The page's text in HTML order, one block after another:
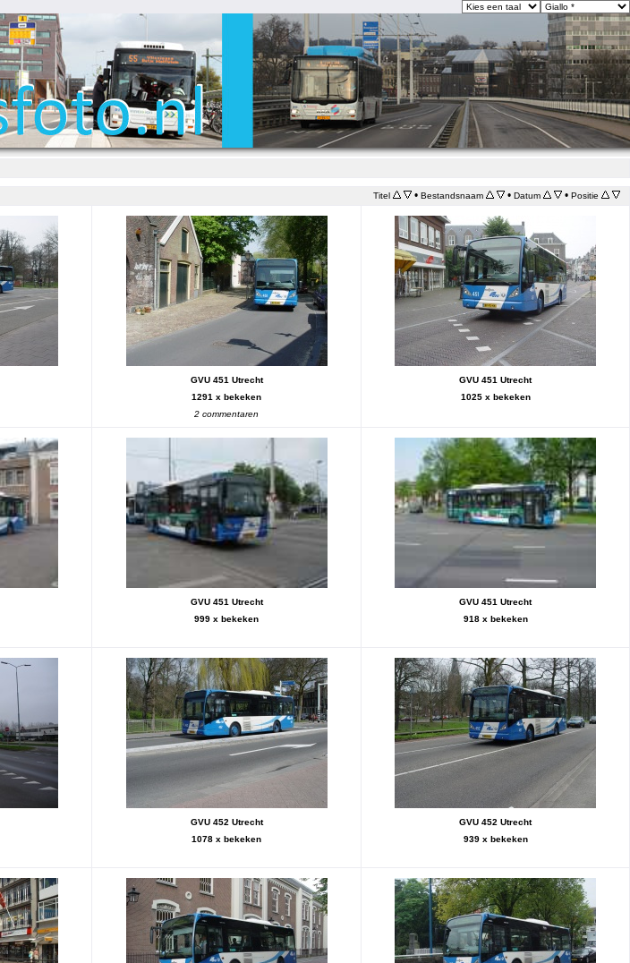
Titel • Bestandsnaam • Datum • Positie
GVU 451 Utrecht
1291 x bekeken
2 commentaren
GVU 451 Utrecht
1025 x bekeken
GVU 451 Utrecht
999 x bekeken
GVU 451 Utrecht
918 x bekeken
GVU 452 Utrecht
1078 x bekeken
GVU 452 Utrecht
939 x bekeken